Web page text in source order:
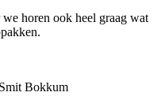
horen ook heel graag wat
Bokkum